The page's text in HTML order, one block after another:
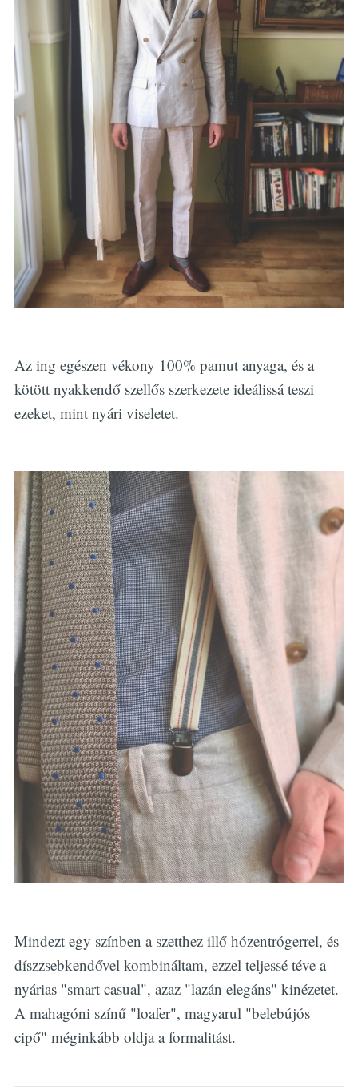
Az ing egészen vékony 100% pamut anyaga, és a
kötött nyakkendő szellős szerkezete ideálissá teszi
ezeket, mint nyári viseletet.
Mindezt egy színben a szetthez illő hózentrógerrel, és
díszzsebkendővel kombináltam, ezzel teljessé téve a
nyárias "smart casual", azaz "lazán elegáns" kinézetet.
A mahagóni színű "loafer", magyarul "belebújós
cipő" méginkább oldja a formalitást.